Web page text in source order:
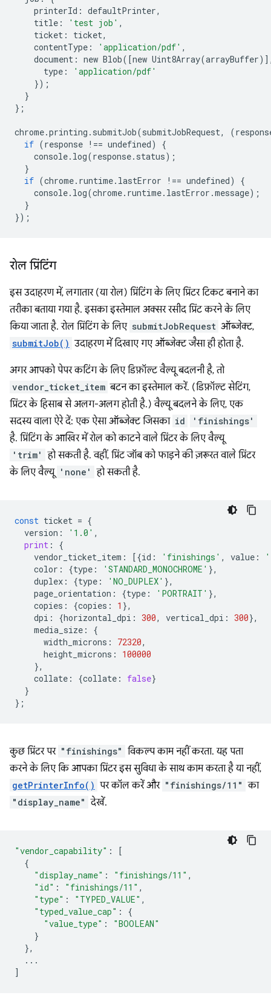
printerId : defaultPrinter,
title : 'test job' ,
ticket : ticket,
contentType : 'application/pdf' ,
document : new Blob([new Uint8Array(arrayBuffer
type :
'application/pdf'
});
}
};
chrome.printing . submitJob(submitJobRequest, (
if (response !== undefined)
{
console. log(response. status);
}
if (chrome. runtime. lastError !== undefined)
{
console. log(chrome. runtime. lastError .message);
}
});
रोल प्रिंटिंग
इस उदाहरण में, लगातार (या रोल) प्रिंटिंग के लिए प्रिंटर टिकट बनाने का
तरीका बताया गया है. इसका इस्तेमाल अक्सर रसीद प्रिंट करने के लिए
किया जाता है. रोल प्रिंटिंग के लिए submitJobRequest ऑब्जेक्ट,
submitJob() उदाहरण में दिखाए गए ऑब्जेक्ट जैसा ही होता है.
अगर आपको पेपर कटिंग के लिए डिफ़ॉल्ट वैल्यू बदलनी है, तो
vendor_ticket_item बटन का इस्तेमाल करें. (डिफ़ॉल्ट सेटिंग,
प्रिंटर के हिसाब से अलग-अलग होती है.) वैल्यू बदलने के लिए, एक
सदस्य वाला ऐरे दें: एक ऐसा ऑब्जेक्ट जिसका id 'finishings'
है. प्रिंटिंग के आखिर में रोल को काटने वाले प्रिंटर के लिए वैल्यू
'trim' हो सकती है. वहीं, प्रिंट जॉब को फाड़ने की ज़रूरत वाले प्रिंटर
के लिए वैल्यू 'none' हो सकती है.
const ticket = {
version : '1.0' ,
print :
{
vendor_ticket_item : [{id : 'finishings' , value :
color : {type : 'STANDARD_MONOCHROME' },
duplex : {type : 'NO_DUPLEX' },
page_orientation : {type : 'PORTRAIT' },
copies : {copies : 1 },
dpi : {horizontal_dpi : 300, vertical_dpi : 300},
media_size :
{
width_microns : 72320,
height_microns :
100000
},
collate : {collate : false}
}
};
कुछ प्रिंटर पर "finishings" विकल्प काम नहीं करता. यह पता
करने के लिए कि आपका प्रिंटर इस सुविधा के साथ काम करता है या नहीं,
getPrinterInfo() पर कॉल करें और "finishings/11" का
"display_name" देखें.
"vendor_capability" :
[
{
"display_name" : "finishings/11" ,
"id" : "finishings/11" ,
"type" : "TYPED_VALUE" ,
"typed_value_cap" :
{
"value_type" :
"BOOLEAN"
}
},
...
]